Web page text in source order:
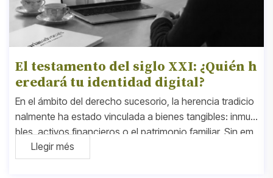
El testamento del siglo XXI: ¿Quién h
eredará tu identidad digital?
En el ámbito del derecho sucesorio, la herencia tradicio
nalmente ha estado vinculada a bienes tangibles: inmue
bles, activos financieros o el patrimonio familiar. Sin em
bargo, ante el avance de la Inteligencia Artificial, cabe p
reguntarse: ¿quién
Llegir més